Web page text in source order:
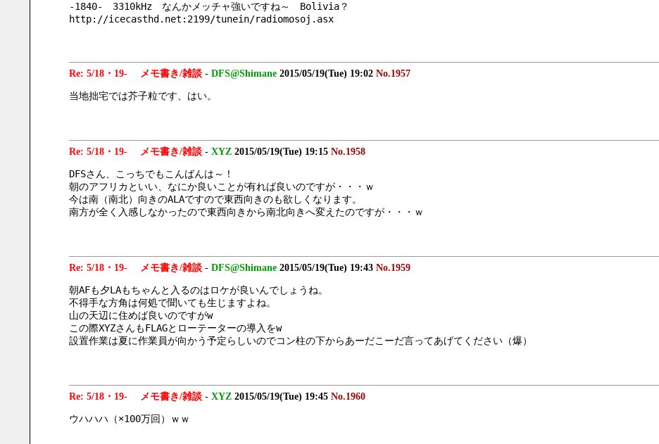
-1840-　3310kHz　なんかメッチャ強いですね～　Bolivia？
http://icecasthd.net:2199/tunein/radiomosoj.asx
Re: 5/18・19- メモ書き/雑談- DFS@Shimane 2015/05/19(Tue) 19:02 No.1957
当地拙宅では芥子粒です、はい。
Re: 5/18・19- メモ書き/雑談- XYZ 2015/05/19(Tue) 19:15 No.1958
DFSさん、こっちでもこんばんは～！
朝のアフリカといい、なにか良いことが有れば良いのですが・・・ｗ
今は南（南北）向きのALAですので東西向きのも欲しくなります。
南方が全く入感しなかったので東西向きから南北向きへ変えたのですが・・・ｗ
Re: 5/18・19- メモ書き/雑談- DFS@Shimane 2015/05/19(Tue) 19:43 No.1959
朝AFも夕LAもちゃんと入るのはロケが良いんでしょうね。
不得手な方角は何処で聞いても生じますよね。
山の天辺に住めば良いのですがw
この際XYZさんもFLAGとローテーターの導入をw
設置作業は夏に作業員が向かう予定らしいのでコン柱の下からあーだこーだ言ってあげてください（爆）
Re: 5/18・19- メモ書き/雑談- XYZ 2015/05/19(Tue) 19:45 No.1960
ウハハハ（×100万回）ｗｗ